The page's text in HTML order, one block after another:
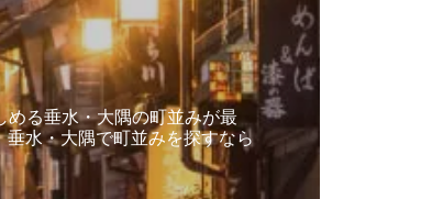
る垂水・大隅の町並みが最
水・大隅で町並みを探すなら